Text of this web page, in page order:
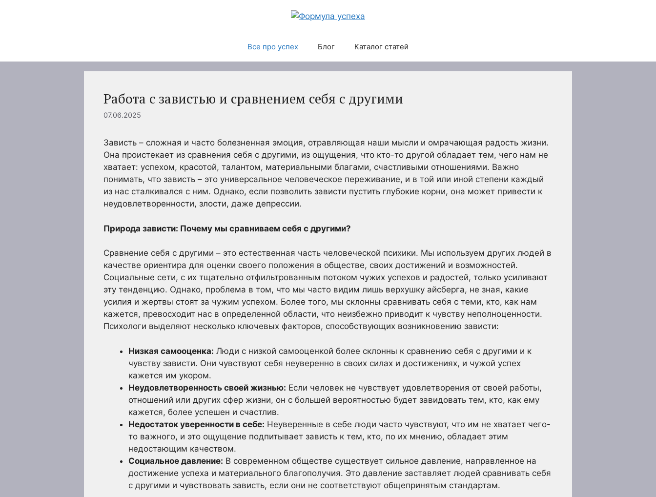
Все про успех Блог Каталог статей
Работа с завистью и сравнением себя с другими
07.06.2025
Зависть – сложная и часто болезненная эмоция, отравляющая наши мысли и омрачающая радость жизни.
Она проистекает из сравнения себя с другими, из ощущения, что кто-то другой обладает тем, чего нам не
хватает: успехом, красотой, талантом, материальными благами, счастливыми отношениями. Важно
понимать, что зависть – это универсальное человеческое переживание, и в той или иной степени каждый
из нас сталкивался с ним. Однако, если позволить зависти пустить глубокие корни, она может привести к
неудовлетворенности, злости, даже депрессии.
Природа зависти: Почему мы сравниваем себя с другими?
Сравнение себя с другими – это естественная часть человеческой психики. Мы используем других людей в
качестве ориентира для оценки своего положения в обществе, своих достижений и возможностей.
Социальные сети, с их тщательно отфильтрованным потоком чужих успехов и радостей, только усиливают
эту тенденцию. Однако, проблема в том, что мы часто видим лишь верхушку айсберга, не зная, какие
усилия и жертвы стоят за чужим успехом. Более того, мы склонны сравнивать себя с теми, кто, как нам
кажется, превосходит нас в определенной области, что неизбежно приводит к чувству неполноценности.
Психологи выделяют несколько ключевых факторов, способствующих возникновению зависти:
Низкая самооценка: Люди с низкой самооценкой более склонны к сравнению себя с другими и к
чувству зависти. Они чувствуют себя неуверенно в своих силах и достижениях, и чужой успех
кажется им укором.
Неудовлетворенность своей жизнью: Если человек не чувствует удовлетворения от своей работы,
отношений или других сфер жизни, он с большей вероятностью будет завидовать тем, кто, как ему
кажется, более успешен и счастлив.
Недостаток уверенности в себе: Неуверенные в себе люди часто чувствуют, что им не хватает чего-
то важного, и это ощущение подпитывает зависть к тем, кто, по их мнению, обладает этим
недостающим качеством.
Социальное давление: В современном обществе существует сильное давление, направленное на
достижение успеха и материального благополучия. Это давление заставляет людей сравнивать себя
с другими и чувствовать зависть, если они не соответствуют общепринятым стандартам.